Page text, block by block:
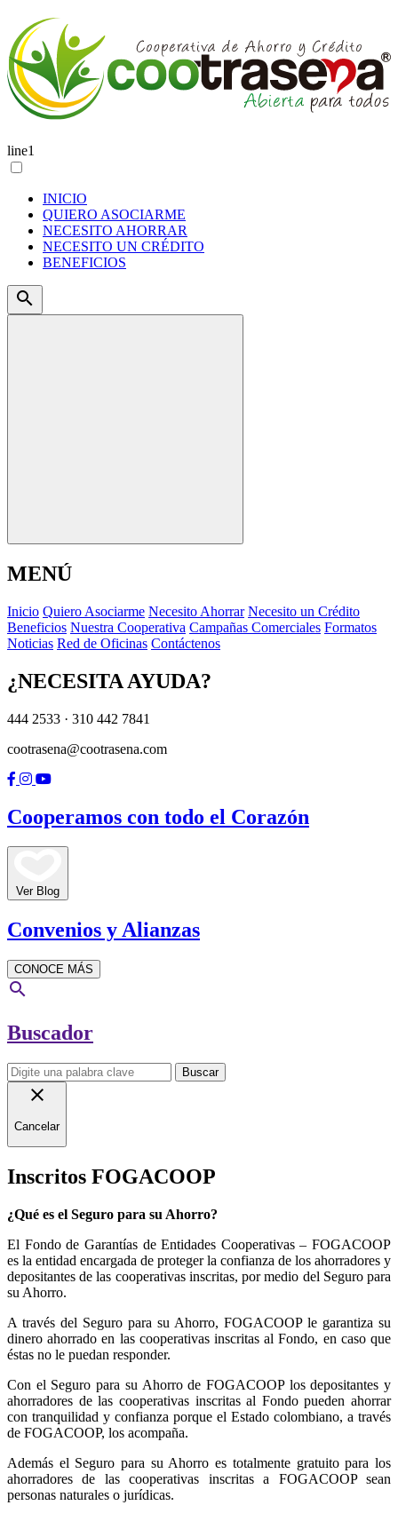
line1
INICIO
QUIERO ASOCIARME
NECESITO AHORRAR
NECESITO UN CRÉDITO
BENEFICIOS
search
MENÚ
Inicio Quiero Asociarme Necesito Ahorrar Necesito un Crédito
Beneficios Nuestra Cooperativa Campañas Comerciales Formatos
Noticias Red de Oficinas Contáctenos
¿NECESITA AYUDA?
444 2533 · 310 442 7841
cootrasena@cootrasena.com
Cooperamos con todo el Corazón
Ver Blog
Convenios y Alianzas
CONOCE MÁS
search
Buscador
Buscar
close
Cancelar
Inscritos FOGACOOP
¿Qué es el Seguro para su Ahorro?
El Fondo de Garantías de Entidades Cooperativas – FOGACOOP
es la entidad encargada de proteger la confianza de los ahorradores y
depositantes de las cooperativas inscritas, por medio del Seguro para
su Ahorro.
A través del Seguro para su Ahorro, FOGACOOP le garantiza su
dinero ahorrado en las cooperativas inscritas al Fondo, en caso que
éstas no le puedan responder.
Con el Seguro para su Ahorro de FOGACOOP los depositantes y
ahorradores de las cooperativas inscritas al Fondo pueden ahorrar
con tranquilidad y confianza porque el Estado colombiano, a través
de FOGACOOP, los acompaña.
Además el Seguro para su Ahorro es totalmente gratuito para los
ahorradores de las cooperativas inscritas a FOGACOOP sean
personas naturales o jurídicas.